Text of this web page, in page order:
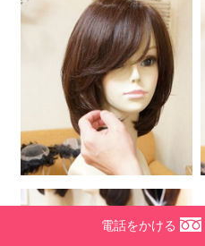
電話をかける